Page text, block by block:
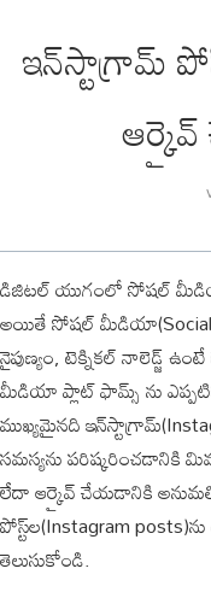
ఇన్‌స్టాగ్రామ్
డిజిటల్ యుగంలో సోషల్
అయితే సోషల్ మీడియా(Social
నైపుణ్యం, టెక్నికల్ నాలెడ్జ్
మీడియా ప్లాట్ ఫామ్స్ ను
ముఖ్యమైనది
సమస్యను పరిష్కరించడానికి
లేదా ఆర్కైవ్ చేయడానికి
పోస్ట్‌ల(Instagram
తెలుసుకోండి.